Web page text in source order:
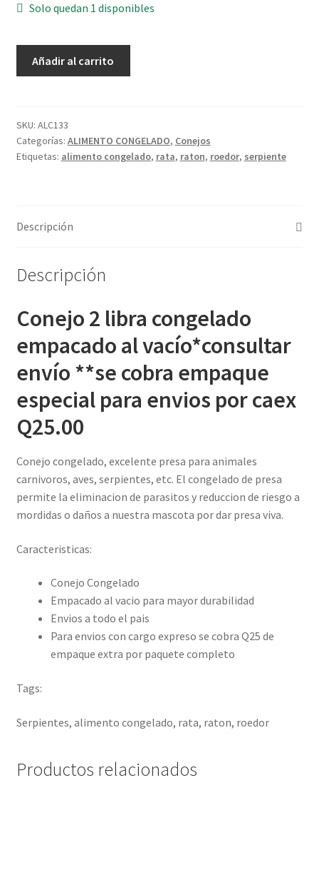
Solo quedan 1 disponibles
libras
congelado
empacado
envío
empaque
cantidad
Añadir al carrito
SKU: ALC133
Categorías: ALIMENTO CONGELADO, Conejos
Etiquetas: alimento congelado, rata, raton, roedor, serpiente
Descripción
Descripción
Conejo 2 libra congelado
empacado al vacío*consultar
envío **se cobra empaque
especial para envios por caex
Q25.00
Conejo congelado, excelente presa para animales
carnivoros, aves, serpientes, etc. El congelado de presa
permite la eliminacion de parasitos y reduccion de riesgo a
mordidas o daños a nuestra mascota por dar presa viva.
Caracteristicas:
Conejo Congelado
Empacado al vacio para mayor durabilidad
Envios a todo el pais
Para envios con cargo expreso se cobra Q25 de
empaque extra por paquete completo
Tags:
Serpientes, alimento congelado, rata, raton, roedor
Productos relacionados